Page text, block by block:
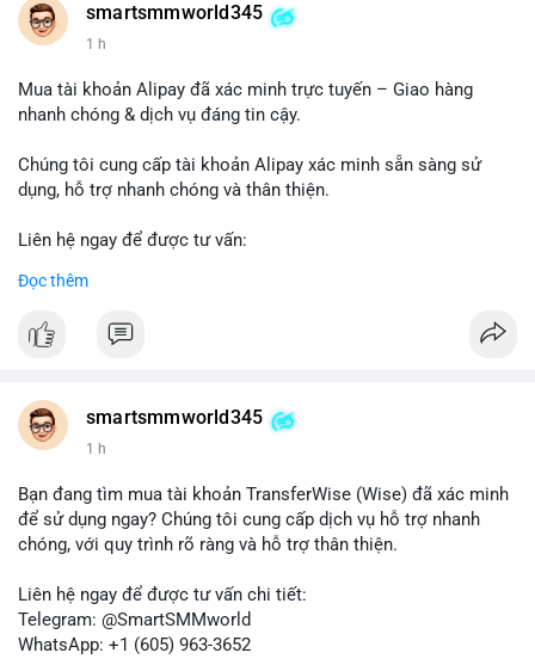
smartsmmworld345
1 h
Mua tài khoản Alipay đã xác minh trực tuyến – Giao hàng
nhanh chóng & dịch vụ đáng tin cậy.
Chúng tôi cung cấp tài khoản Alipay xác minh sẵn sàng sử
dụng, hỗ trợ nhanh chóng và thân thiện.
Liên hệ ngay để được tư vấn:
WhatsApp: +1 (605) 963-3652
#buyverifiedalipayaccounts
Đọc thêm
smartsmmworld345
1 h
Bạn đang tìm mua tài khoản TransferWise (Wise) đã xác minh
để sử dụng ngay? Chúng tôi cung cấp dịch vụ hỗ trợ nhanh
chóng, với quy trình rõ ràng và hỗ trợ thân thiện.
Liên hệ ngay để được tư vấn chi tiết:
Telegram: @SmartSMMworld
WhatsApp: +1 (605) 963-3652